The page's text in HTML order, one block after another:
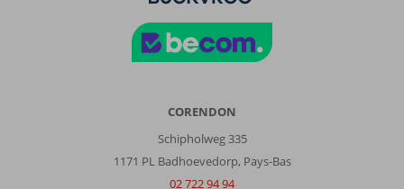
CORENDON
Schipholweg 335
1171 PL Badhoevedorp, Pays-Bas
02 722 94 94